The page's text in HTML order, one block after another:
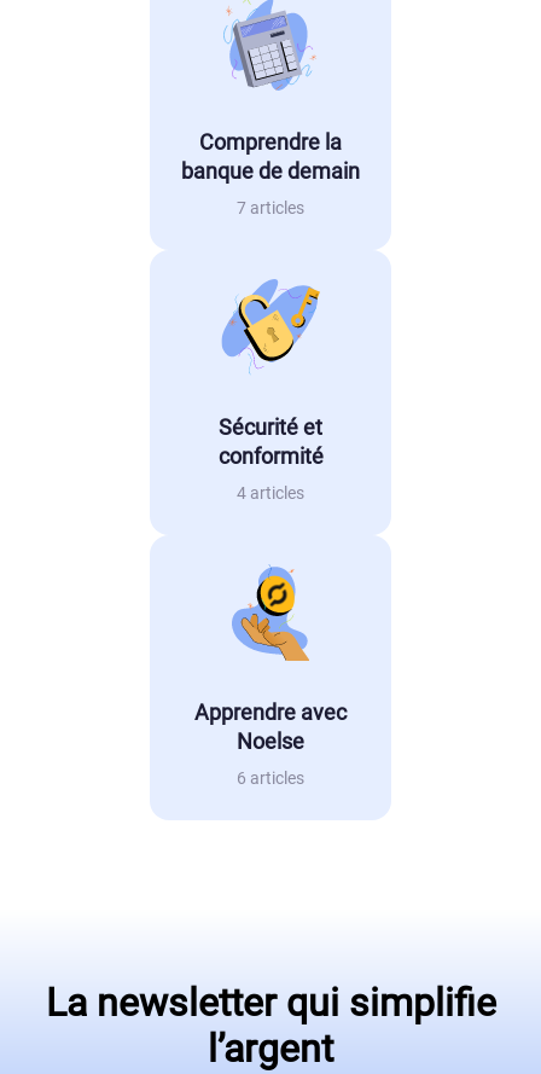
Comprendre la
banque de demain
7 articles
Sécurité et
conformité
4 articles
Apprendre avec
Noelse
6 articles
La newsletter qui simplifie
l’argent